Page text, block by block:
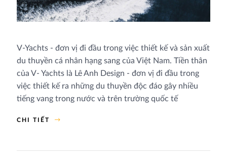
V-Yachts - đơn vị đi đầu trong việc thiết kế và sản xuất
du thuyền cá nhân hạng sang của Việt Nam. Tiền thân
của V- Yachts là Lê Anh Design - đơn vị đi đầu trong
việc thiết kế ra những du thuyền độc đáo gây nhiều
tiếng vang trong nước và trên trường quốc tế
CHI TIẾT